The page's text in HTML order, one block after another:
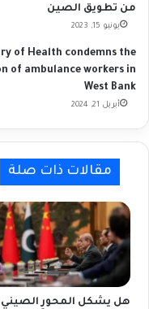
من تطويق الصين
يونيو 15, 2023
of Health condemns the
of ambulance workers in
West Bank
أبريل 21, 2024
مقالات ذات صلة
هل يشكل المحور الصيني